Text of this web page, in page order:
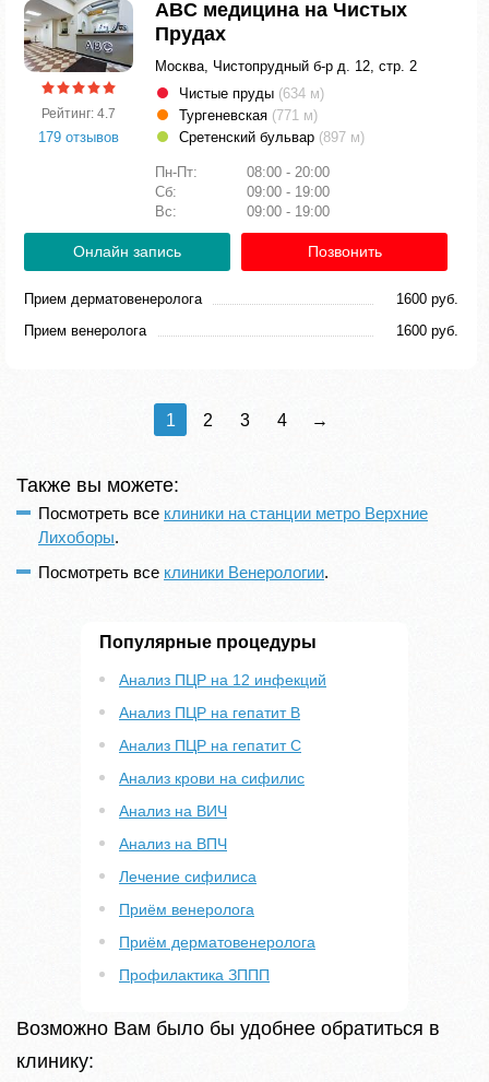
Рейтинг: 4.7
179 отзывов
ABC медицина на Чистых
Прудах
Москва, Чистопрудный б-р д. 12, стр. 2
Чистые пруды (634 м)
Тургеневская (771 м)
Сретенский бульвар (897 м)
Пн-Пт:
08:00 - 20:00
Сб:
09:00 - 19:00
Вс:
09:00 - 19:00
Онлайн запись Позвонить
Прием дерматовенеролога
1600 руб.
Прием венеролога
1600 руб.
1 2 3 4 →
Также вы можете:
Посмотреть все клиники на станции метро Верхние
Лихоборы.
Посмотреть все клиники Венерологии.
Популярные процедуры
Анализ ПЦР на 12 инфекций
Анализ ПЦР на гепатит B
Анализ ПЦР на гепатит С
Анализ крови на сифилис
Анализ на ВИЧ
Анализ на ВПЧ
Лечение сифилиса
Приём венеролога
Приём дерматовенеролога
Профилактика ЗППП
Возможно Вам было бы удобнее обратиться в
клинику: